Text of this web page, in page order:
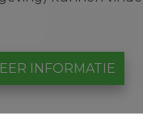
INFORMATIE